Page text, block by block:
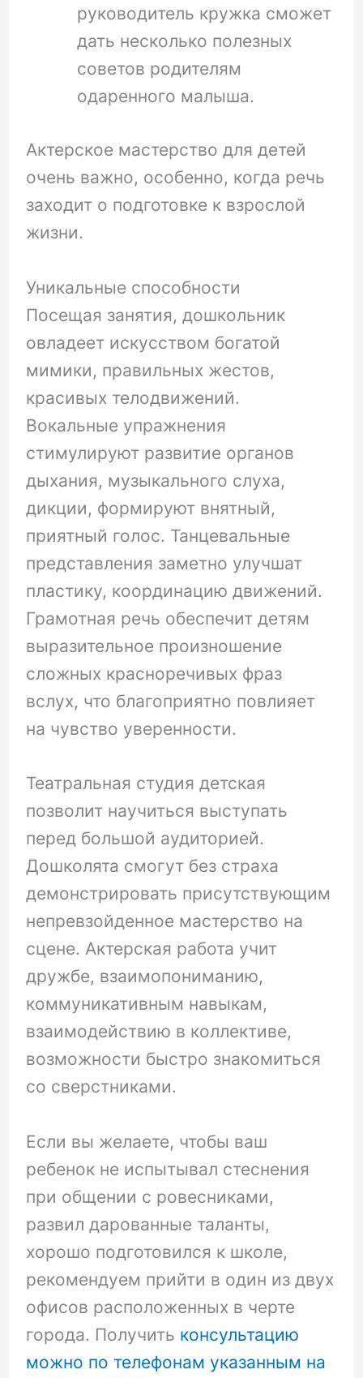
руководитель кружка сможет
дать несколько полезных
советов родителям
одаренного малыша.
Актерское мастерство для детей
очень важно, особенно, когда речь
заходит о подготовке к взрослой
жизни.
Уникальные способности
Посещая занятия, дошкольник
овладеет искусством богатой
мимики, правильных жестов,
красивых телодвижений.
Вокальные упражнения
стимулируют развитие органов
дыхания, музыкального слуха,
дикции, формируют внятный,
приятный голос. Танцевальные
представления заметно улучшат
пластику, координацию движений.
Грамотная речь обеспечит детям
выразительное произношение
сложных красноречивых фраз
вслух, что благоприятно повлияет
на чувство уверенности.
Театральная студия детская
позволит научиться выступать
перед большой аудиторией.
Дошколята смогут без страха
демонстрировать присутствующим
непревзойденное мастерство на
сцене. Актерская работа учит
дружбе, взаимопониманию,
коммуникативным навыкам,
взаимодействию в коллективе,
возможности быстро знакомиться
со сверстниками.
Если вы желаете, чтобы ваш
ребенок не испытывал стеснения
при общении с ровесниками,
развил дарованные таланты,
хорошо подготовился к школе,
рекомендуем прийти в один из двух
офисов расположенных в черте
города. Получить консультацию
можно по телефонам указанным на